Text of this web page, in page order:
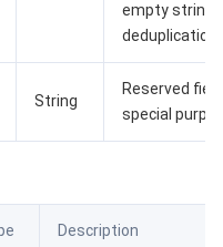
empty string
deduplication.
String
Reserved
special
Description